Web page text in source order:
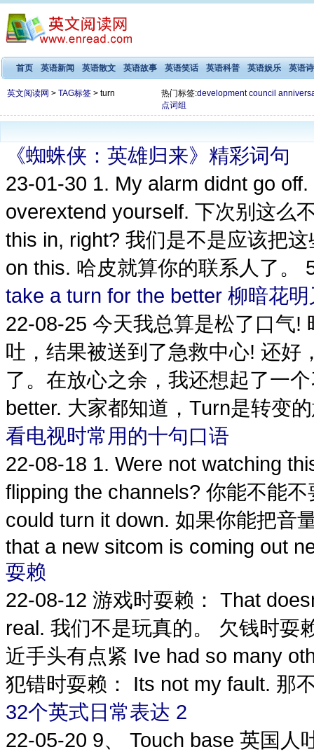
首页 英语新闻 英语散文 英语故事 英语笑话 英语科普 英语娱乐 英语
英文阅读网 > TAG标签 > turn 热门标签:development council
点词组
《蜘蛛侠：英雄归来》精彩词句
23-01-30 1. My alarm didnt go
overextend yourself. 下次别这么
this in, right? 我们是不是应该把
on this. 哈皮就算你的联系人了。
take a turn for the better 柳暗花
22-08-25 今天我总算是松了口气!
吐，结果被送到了急救中心! 还好
了。在放心之余，我还想起了一
better. 大家都知道，Turn是转变
看电视时常用的十句口语
22-08-18 1. Were not watching
flipping the channels? 你能不能
could turn it down. 如果你能把音
that a new sitcom is coming out
耍赖
22-08-12 游戏时耍赖： That
real. 我们不是玩真的。 欠钱时耍
近手头有点紧 Ive had so many
犯错时耍赖： Its not my fault. 那
32个英式日常表达 2
22-05-20 9、 Touch base 英国人